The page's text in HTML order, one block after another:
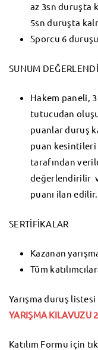
az 3sn duruşta
5sn duruşta
Sporcu 6
SUNUM
Hakem paneli,
tutucudan
puanlar duruş
puan kesintileri
tarafından
değerlendirilir
puanı ilan edilir.
SERTİFİKALAR
Kazanan
Tüm
Yarışma duruş listesi
YARIŞMA KILAVUZU
Katılım Formu için